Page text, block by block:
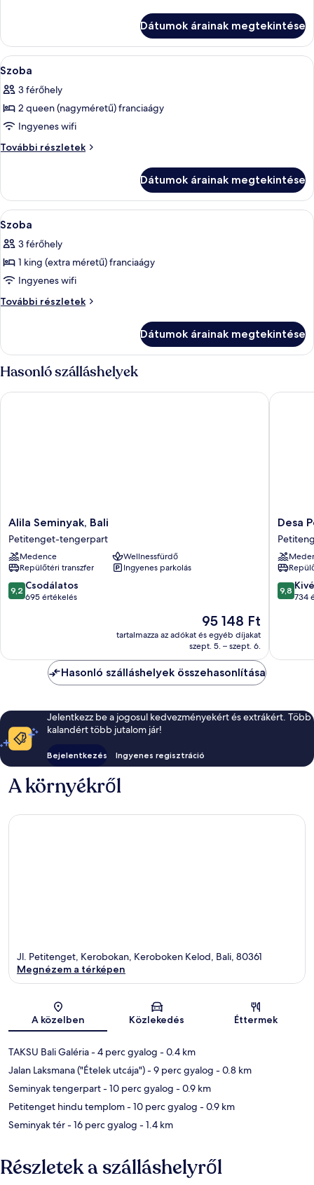
Dátumok árainak megtekintése
A
következő
szoba
összes
képének
megtekintése:
Egyiptomi pamut ágynemű,
4
Szoba
3 férőhely
2 queen (nagyméretű) franciaágy
Ingyenes wifi
További részletek
Szoba
Dátumok árainak megtekintése
A
következő
szoba
összes
képének
megtekintése:
Egyiptomi pamut ágynemű,
6
Szoba
3 férőhely
1 king (extra méretű) franciaágy
Ingyenes wifi
További részletek
Szoba
Dátumok árainak megtekintése
Hasonló szálláshelyek
Alila
Seminyak,
Bali
Petitenget-
tengerpart
Alila Seminyak, Bali
Petitenget-tengerpart
Medence
Wellnessfürdő
Repülőtéri transzfer
Ingyenes parkolás
9.2
ennyiből:
9,2 Csodálatos
695 értékelés
Az
ár
95 148 Ft
95 148 Ft
tartalmazza az adókat és egyéb díjakat
szept. 5. – szept. 6.
Alila Seminyak, Bali
Desa
Potato
Head
Bali
Desa
9.8
9,8
734
Desa
Hasonló szálláshelyek összehasonlítása
Jelentkezz be a jogosul kedvezményekért és extrákért. Több
kalandért több jutalom jár!
Bejelentkezés Ingyenes regisztráció
A környékről
Térkép
Jl. Petitenget, Kerobokan, Keroboken Kelod, Bali, 80361
Megnézem a térképen
A közelben Közlekedés Éttermek
TAKSU Bali Galéria- 4 perc gyalog - 0.4 km
Jalan Laksmana ("Ételek utcája")- 9 perc gyalog - 0.8 km
Seminyak tengerpart- 10 perc gyalog - 0.9 km
Petitenget hindu templom- 10 perc gyalog - 0.9 km
Seminyak tér- 16 perc gyalog - 1.4 km
Részletek a szálláshelyről